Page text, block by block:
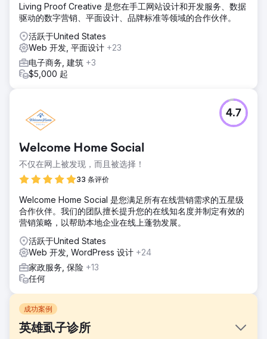
Living Proof Creative 是您在手工网站设计和开发服务、数据
驱动的数字营销、平面设计、品牌标准等领域的合作伙伴。
活跃于United States
Web 开发, 平面设计 +23
电子商务, 建筑 +3
$5,000 起
Welcome Home Social
不仅在网上被发现，而且被选择！
33 条评价
4.7
Welcome Home Social 是您满足所有在线营销需求的五星级
合作伙伴。我们的团队擅长提升您的在线知名度并制定有效的
营销策略，以帮助本地企业在线上蓬勃发展。
活跃于United States
Web 开发, WordPress 设计 +24
家政服务, 保险 +13
任何
成功案例
英雄虱子诊所